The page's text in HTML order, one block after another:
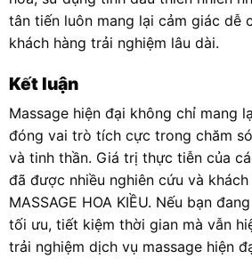
tân tiến luôn mang lại cảm giác dễ
khách hàng trải nghiệm lâu dài.
Kết luận
Massage hiện đại không chỉ mang
đóng vai trò tích cực trong chăm
và tinh thần. Giá trị thực tiễn của
đã được nhiều nghiên cứu và
MASSAGE HOA KIỀU. Nếu bạn
tối ưu, tiết kiệm thời gian mà vẫn
trải nghiệm dịch vụ massage hiện